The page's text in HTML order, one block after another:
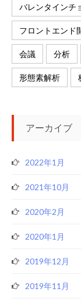
バレンタインチ
フロントエンド
会議 分析
形態素解析
アーカイブ
2022年1月
2021年10月
2020年2月
2020年1月
2019年12月
2019年11月